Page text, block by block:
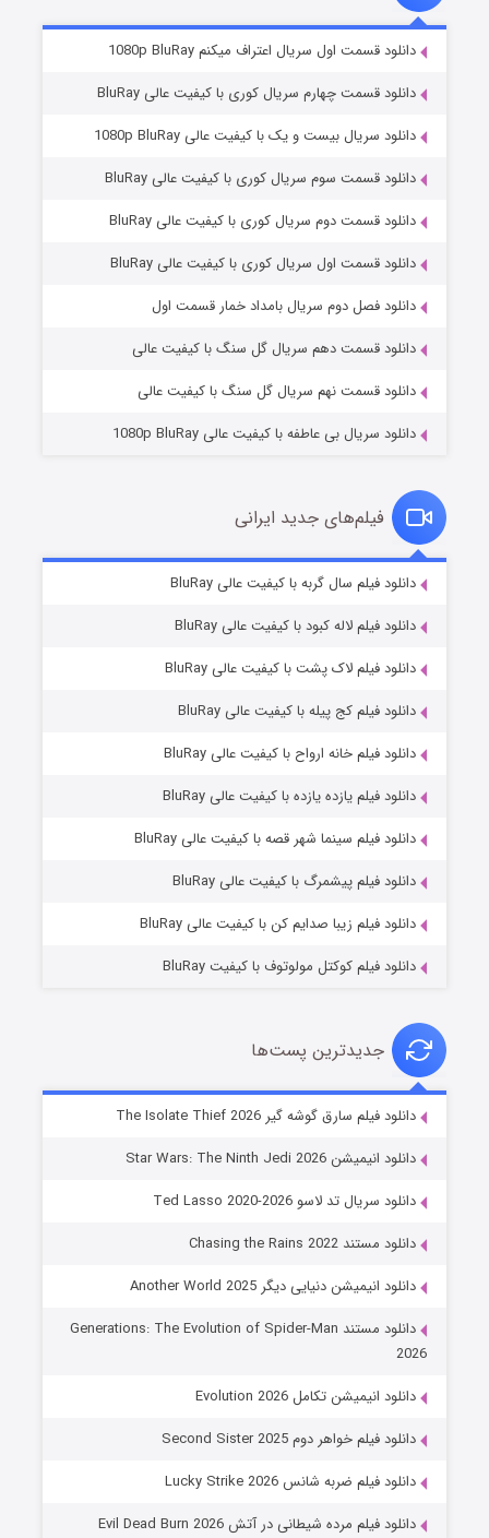
قسمت۲ (زیرنویس) منتشر شد
مردگان متحرک: شهر مرده ۳
قسمت۲ (زیرنویس) منتشر شد
قسمت۷ (زیرنویس) منتشر شد
خاندان اژدها فصل ۳
جادوگری در مغولستان
دانلود قسمت اول سریال اعتراف میکنم 1080p BluRay
دانلود قسمت چهارم سریال کوری با کیفیت عالی BluRay
دانلود سریال بیست و یک با کیفیت عالی 1080p BluRay
دانلود قسمت سوم سریال کوری با کیفیت عالی BluRay
دانلود قسمت دوم سریال کوری با کیفیت عالی BluRay
دانلود قسمت اول سریال کوری با کیفیت عالی BluRay
دانلود فصل دوم سریال بامداد خمار قسمت اول
دانلود قسمت دهم سریال گل سنگ با کیفیت عالی
دانلود قسمت نهم سریال گل سنگ با کیفیت عالی
دانلود سریال بی عاطفه با کیفیت عالی 1080p BluRay
فیلم‌های جدید ایرانی
دانلود فیلم سال گربه با کیفیت عالی BluRay
دانلود فیلم لاله کبود با کیفیت عالی BluRay
دانلود فیلم لاک پشت با کیفیت عالی BluRay
دانلود فیلم کج‌ پیله با کیفیت عالی BluRay
دانلود فیلم خانه ارواح با کیفیت عالی BluRay
دانلود فیلم یازده یازده با کیفیت عالی BluRay
دانلود فیلم سینما شهر قصه با کیفیت عالی BluRay
دانلود فیلم پیشمرگ با کیفیت عالی BluRay
دانلود فیلم زیبا صدایم کن با کیفیت عالی BluRay
دانلود فیلم کوکتل مولوتوف با کیفیت BluRay
جدیدترین پست‌ها
دانلود فیلم سارق گوشه گیر The Isolate Thief 2026
دانلود انیمیشن Star Wars: The Ninth Jedi 2026
دانلود سریال تد لاسو Ted Lasso 2020-2026
دانلود مستند Chasing the Rains 2022
دانلود انیمیشن دنیایی دیگر Another World 2025
دانلود مستند Generations: The Evolution of Spider-Man
2026
دانلود انیمیشن تکامل Evolution 2026
دانلود فیلم خواهر دوم Second Sister 2025
دانلود فیلم ضربه شانس Lucky Strike 2026
دانلود فیلم مرده شیطانی در آتش Evil Dead Burn 2026